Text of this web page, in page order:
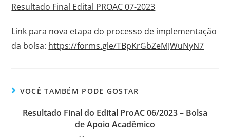
Resultado Final Edital PROAC 07-2023
Link para nova etapa do processo de implementação
da bolsa: https://forms.gle/TBpKrGbZeMJWuNyN7
VOCÊ TAMBÉM PODE GOSTAR
Resultado Final do Edital ProAC 06/2023 – Bolsa
de Apoio Acadêmico